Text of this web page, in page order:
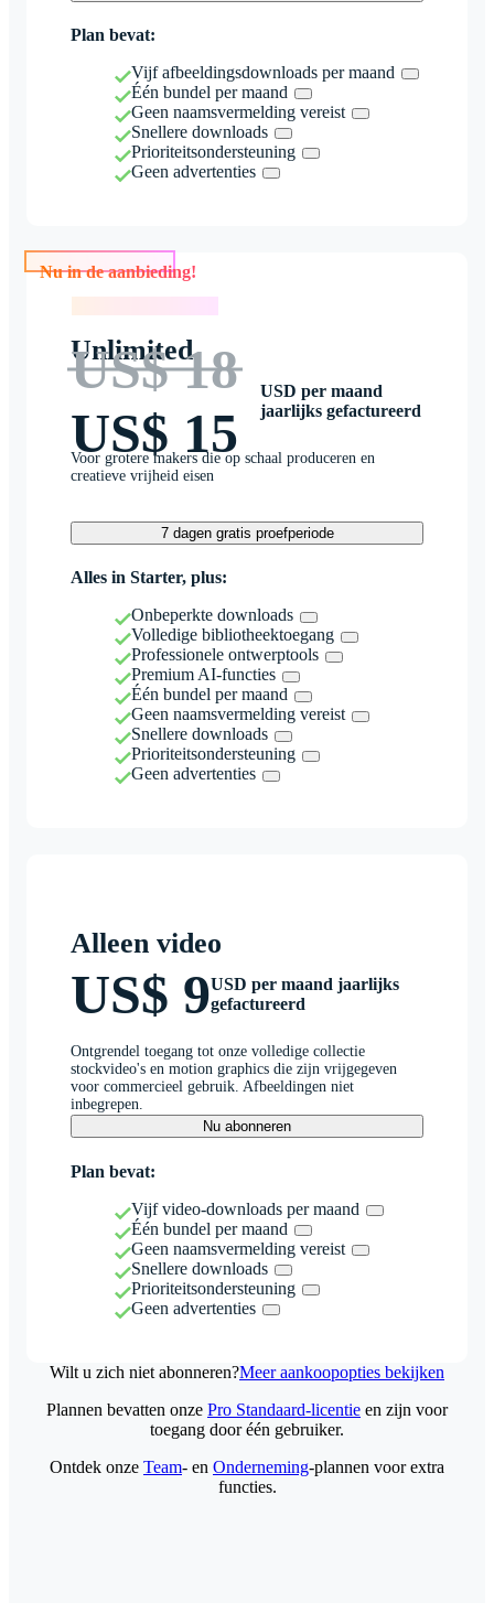
Plan bevat:
Vijf afbeeldingsdownloads per maand
Één bundel per maand
Geen naamsvermelding vereist
Snellere downloads
Prioriteitsondersteuning
Geen advertenties
Nu in de aanbieding!
Unlimited
US$ 18
US$ 15
USD per maand
jaarlijks gefactureerd
Voor grotere makers die op schaal produceren en
creatieve vrijheid eisen
7 dagen gratis proefperiode
Alles in Starter, plus:
Onbeperkte downloads
Volledige bibliotheektoegang
Professionele ontwerptools
Premium AI-functies
Één bundel per maand
Geen naamsvermelding vereist
Snellere downloads
Prioriteitsondersteuning
Geen advertenties
Alleen video
US$ 9USD per maand jaarlijks
gefactureerd
Ontgrendel toegang tot onze volledige collectie
stockvideo's en motion graphics die zijn vrijgegeven
voor commercieel gebruik. Afbeeldingen niet
inbegrepen.
Nu abonneren
Plan bevat:
Vijf video-downloads per maand
Één bundel per maand
Geen naamsvermelding vereist
Snellere downloads
Prioriteitsondersteuning
Geen advertenties
Wilt u zich niet abonneren?Meer aankoopopties bekijken
Plannen bevatten onze Pro Standaard-licentie en zijn voor
toegang door één gebruiker.
Ontdek onze Team- en Onderneming-plannen voor extra
functies.